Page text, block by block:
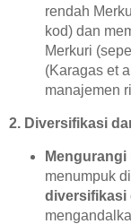
rendah
kod) dan
Merkuri
(Karagas et
manajemen
2. Diversifikasi
menumpuk
diversifikasi